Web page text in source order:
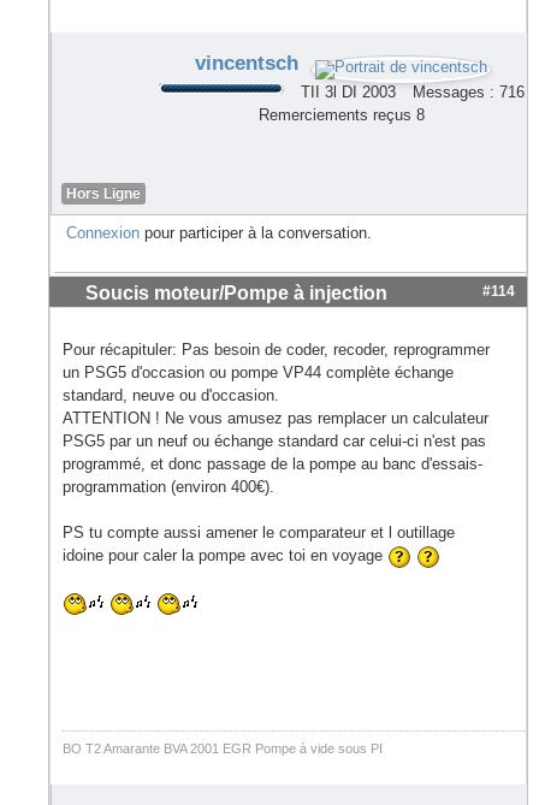
vincentsch
TII 3l DI 2003
Messages : 716
Remerciements reçus 8
Hors Ligne
Connexion pour participer à la conversation.
Soucis moteur/Pompe à injection #114
Pour récapituler: Pas besoin de coder, recoder, reprogrammer
un PSG5 d'occasion ou pompe VP44 complète échange
standard, neuve ou d'occasion.
ATTENTION ! Ne vous amusez pas remplacer un calculateur
PSG5 par un neuf ou échange standard car celui-ci n'est pas
programmé, et donc passage de la pompe au banc d'essais-
programmation (environ 400€).
PS tu compte aussi amener le comparateur et l outillage
idoine pour caler la pompe avec toi en voyage
BO T2 Amarante BVA 2001 EGR Pompe à vide sous PI